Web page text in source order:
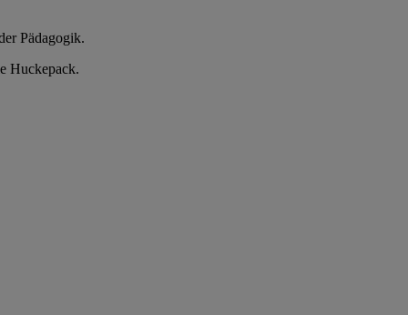
Pädagogik.
Huckepack.